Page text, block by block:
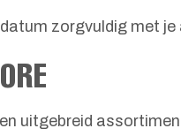
zorgvuldig met je
uitgebreid